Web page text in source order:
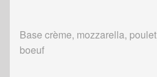
Base crème, mozzarella,
boeuf